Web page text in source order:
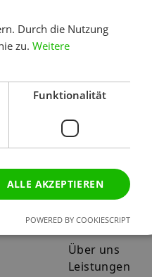
Navigation
Über uns
Leistungen
Durch die Nutzung
zu. Weitere
Funktionalität
ALLE AKZEPTIEREN
POWERED BY COOKIESCRIPT